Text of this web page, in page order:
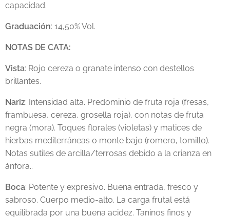
capacidad.
Graduación: 14,50% Vol.
NOTAS DE CATA:
Vista: Rojo cereza o granate intenso con destellos
brillantes.
Nariz: Intensidad alta. Predominio de fruta roja (fresas,
frambuesa, cereza, grosella roja), con notas de fruta
negra (mora). Toques florales (violetas) y matices de
hierbas mediterráneas o monte bajo (romero, tomillo).
Notas sutiles de arcilla/terrosas debido a la crianza en
ánfora..
Boca: Potente y expresivo. Buena entrada, fresco y
sabroso. Cuerpo medio-alto. La carga frutal está
equilibrada por una buena acidez. Taninos finos y